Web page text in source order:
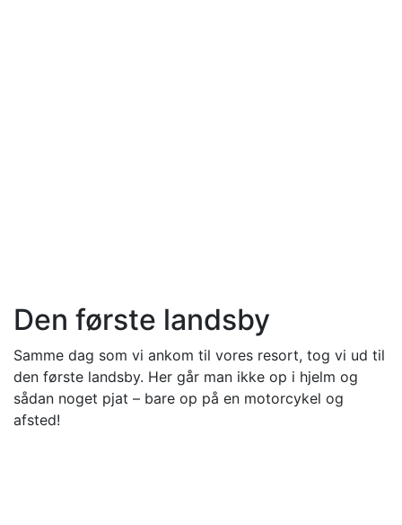
Den første landsby
Samme dag som vi ankom til vores resort, tog vi ud til
den første landsby. Her går man ikke op i hjelm og
sådan noget pjat – bare op på en motorcykel og
afsted!